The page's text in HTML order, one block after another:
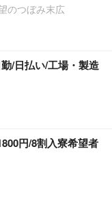
のつぼみ末広
/日払い/工場・製造
円/8割入寮希望者